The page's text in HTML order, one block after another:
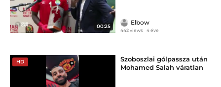
00:25
Elbow
442 views 4 éve
HD
Szoboszlai gólpassza után
Mohamed Salah váratlan